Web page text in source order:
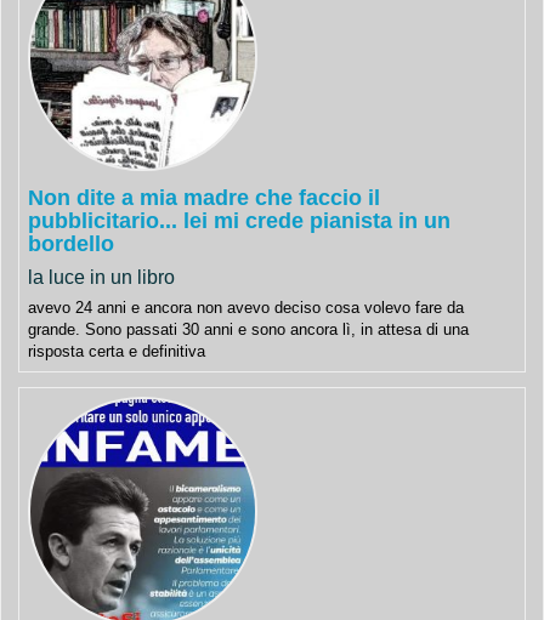
Non dite a mia madre che faccio il
pubblicitario... lei mi crede pianista in un
bordello
la luce in un libro
avevo 24 anni e ancora non avevo deciso cosa volevo fare da
grande. Sono passati 30 anni e sono ancora lì, in attesa di una
risposta certa e definitiva